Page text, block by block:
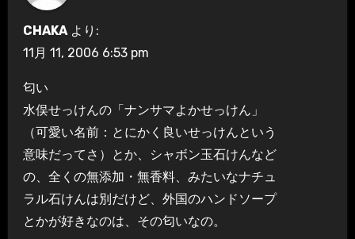
CHAKA より:
11月 11, 2006 6:53 pm
匂い
水俣せっけんの「ナンサマよかせっけん」
（可愛い名前：とにかく良いせっけんという
意味だってさ）とか、シャボン玉石けんなど
の、全くの無添加・無香料、みたいなナチュ
ラル石けんは別だけど、外国のハンドソープ
とかが好きなのは、その匂いなの。